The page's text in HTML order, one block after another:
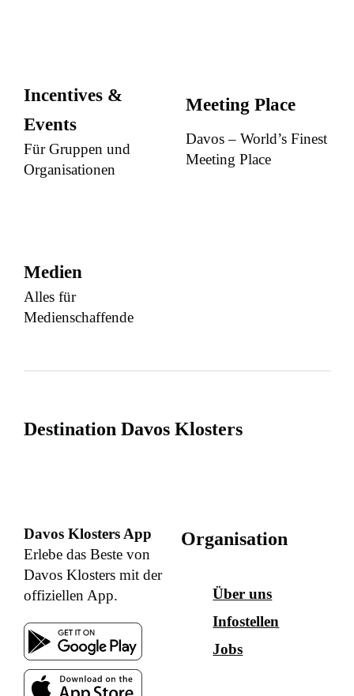
Incentives &
Events
Für Gruppen und
Organisationen
Meeting Place
Davos – World’s Finest
Meeting Place
Medien
Alles für
Medienschaffende
Destination Davos Klosters
Davos Klosters App
Erlebe das Beste von
Davos Klosters mit der
offiziellen App.
Organisation
Über uns
Infostellen
Jobs